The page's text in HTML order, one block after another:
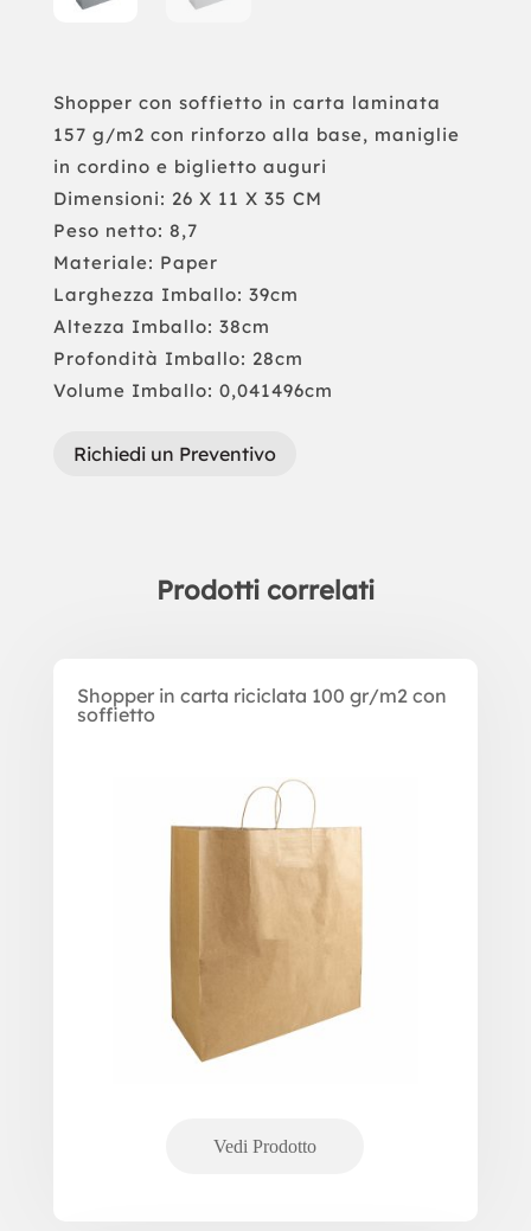
Shopper con soffietto in carta laminata
157 g/m2 con rinforzo alla base, maniglie
in cordino e biglietto auguri
Dimensioni: 26 X 11 X 35 CM
Peso netto: 8,7
Materiale: Paper
Larghezza Imballo: 39cm
Altezza Imballo: 38cm
Profondità Imballo: 28cm
Volume Imballo: 0,041496cm
Richiedi un Preventivo
Prodotti correlati
Shopper in carta riciclata 100 gr/m2 con
soffietto